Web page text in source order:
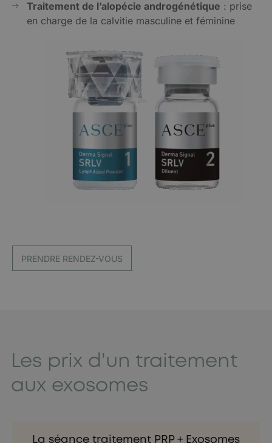
Traitement de l’alopécie androgénétique : prise
en charge de la calvitie masculine et féminine
PRENDRE RENDEZ-VOUS
Les prix d'un traitement
aux exosomes
La séance traitement PRP + Exosomes